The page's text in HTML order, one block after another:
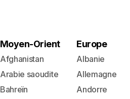
Moyen-Orient
Afghanistan
Arabie saoudite
Bahreïn
Europe
Albanie
Allemagne
Andorre